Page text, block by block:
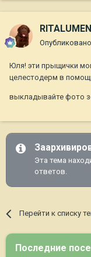
Опубликовано
Юля! эти прыщички
целестодерм в
выкладывайте фото
Эта тема
ответов.
Перейти к списку
Последние